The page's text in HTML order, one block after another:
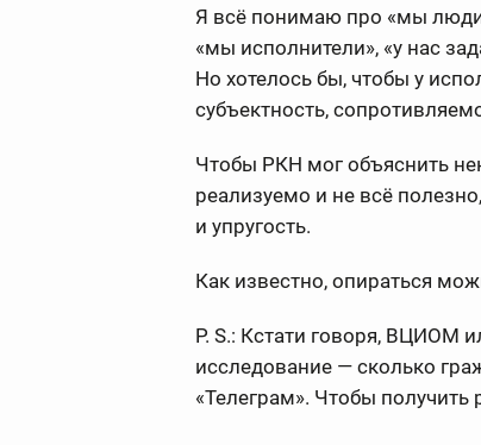
Я всё понимаю про «мы
«мы исполнители», «у нас
Но хотелось бы, чтобы у
субъектность,
Чтобы РКН мог объяснить
реализуемо и не всё
и упругость.
Как известно, опираться
P. S.: Кстати говоря, ВЦИОМ
исследование — сколько
«Телеграм». Чтобы получить